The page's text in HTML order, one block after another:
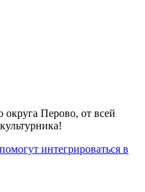
Перово, от всей